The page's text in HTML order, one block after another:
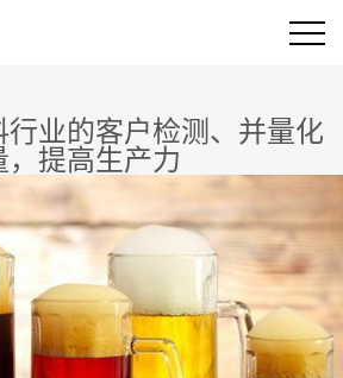
业的客户检测、并量化
提高生产力